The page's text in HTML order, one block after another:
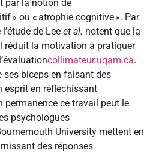
par la notion de
» ou « atrophie cognitive ». Par
de Lee et al. notent que la
réduit la motivation à pratiquer
collimateur.uqam.ca.
biceps en faisant des
esprit en réfléchissant
permanence ce travail peut le
psychologues
University mettent en
des réponses